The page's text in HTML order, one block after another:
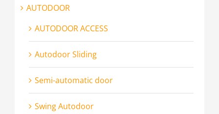
AUTODOOR
AUTODOOR ACCESS
Autodoor Sliding
Semi-automatic door
Swing Autodoor